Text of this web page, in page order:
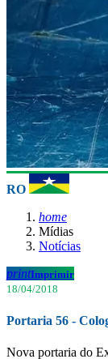
RO
home
Mídias
Notícias
printImprimir
18/04/2018
Portaria 56 -
Nova portaria do